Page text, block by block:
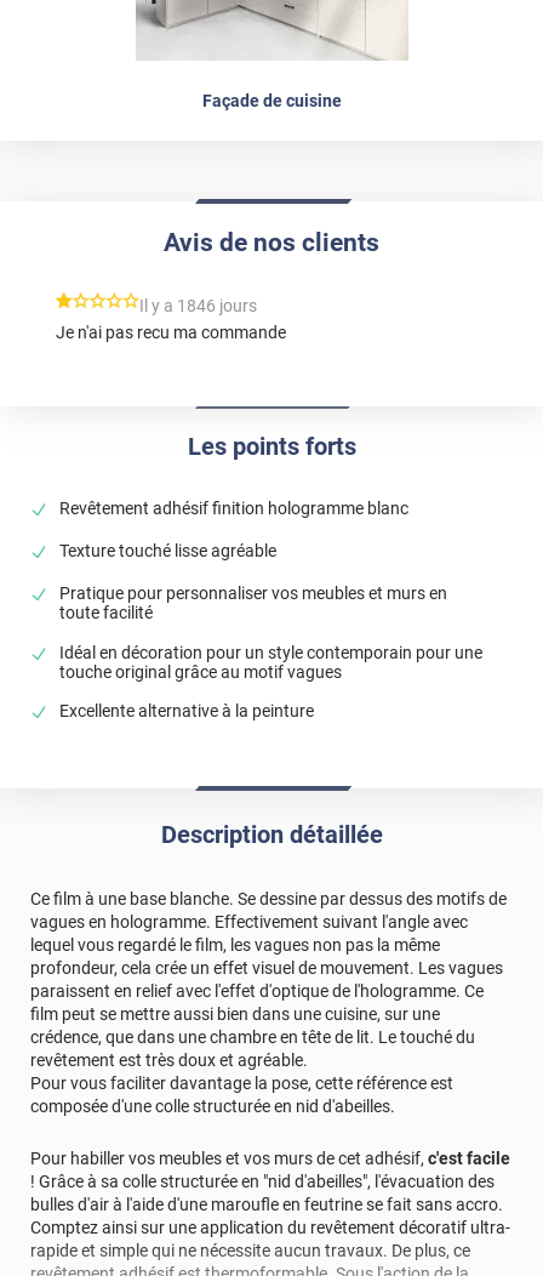
Façade de cuisine
Les points forts
Revêtement adhésif finition hologramme blanc
Texture touché lisse agréable
Pratique pour personnaliser vos meubles et murs en
toute facilité
Idéal en décoration pour un style contemporain pour une
touche original grâce au motif vagues
Excellente alternative à la peinture
Avis de nos clients
*****
Il y a 1846 jours
Je n'ai pas recu ma commande
Description détaillée
Ce film à une base blanche. Se dessine par dessus des motifs de
vagues en hologramme. Effectivement suivant l'angle avec
lequel vous regardé le film, les vagues non pas la même
profondeur, cela crée un effet visuel de mouvement. Les vagues
paraissent en relief avec l'effet d'optique de l'hologramme. Ce
film peut se mettre aussi bien dans une cuisine, sur une
crédence, que dans une chambre en tête de lit. Le touché du
revêtement est très doux et agréable.
Pour vous faciliter davantage la pose, cette référence est
composée d'une colle structurée en nid d'abeilles.
Pour habiller vos meubles et vos murs de cet adhésif, c'est facile
! Grâce à sa colle structurée en "nid d'abeilles", l'évacuation des
bulles d'air à l'aide d'une maroufle en feutrine se fait sans accro.
Comptez ainsi sur une application du revêtement décoratif ultra-
rapide et simple qui ne nécessite aucun travaux. De plus, ce